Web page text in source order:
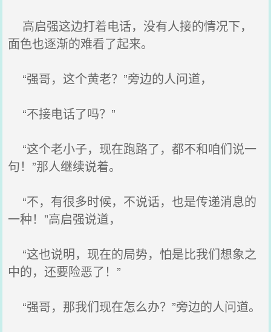
高启强这边打着电话，没有人接的情况下，
面色也逐渐的难看了起来。
“强哥，这个黄老？”旁边的人问道，
“不接电话了吗？”
“这个老小子，现在跑路了，都不和咱们说一
句！”那人继续说着。
“不，有很多时候，不说话，也是传递消息的
一种！”高启强说道，
“这也说明，现在的局势，怕是比我们想象之
中的，还要险恶了！”
“强哥，那我们现在怎么办？”旁边的人问道。